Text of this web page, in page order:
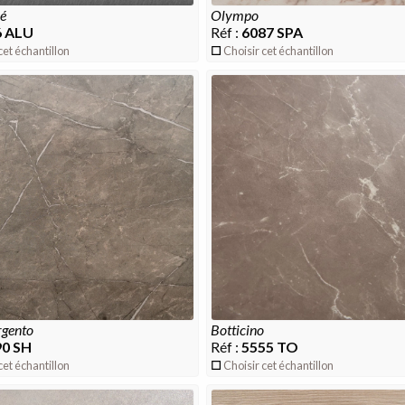
ALU
échantillon
olympo
Réf : 6087 SPA
Choisir cet échantillon
SH
échantillon
botticino
Réf : 5555 TO
Choisir cet échantillon